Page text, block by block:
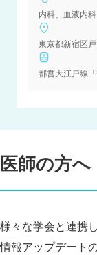
内科、血液内
東京都新宿区
都営大江戸線
医師の方へ
様々な学会と連携
情報アップデート